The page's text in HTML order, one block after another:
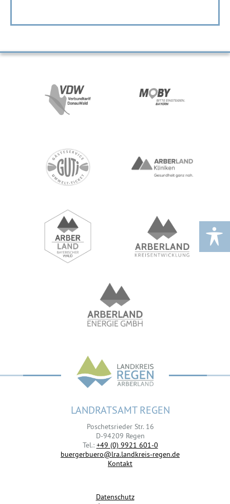
LANDRATSAMT REGEN
Poschetsrieder Str. 16
D-94209 Regen
Tel.: +49 (0) 9921 601-0
buergerbuero@lra.landkreis-regen.de
Kontakt
Datenschutz